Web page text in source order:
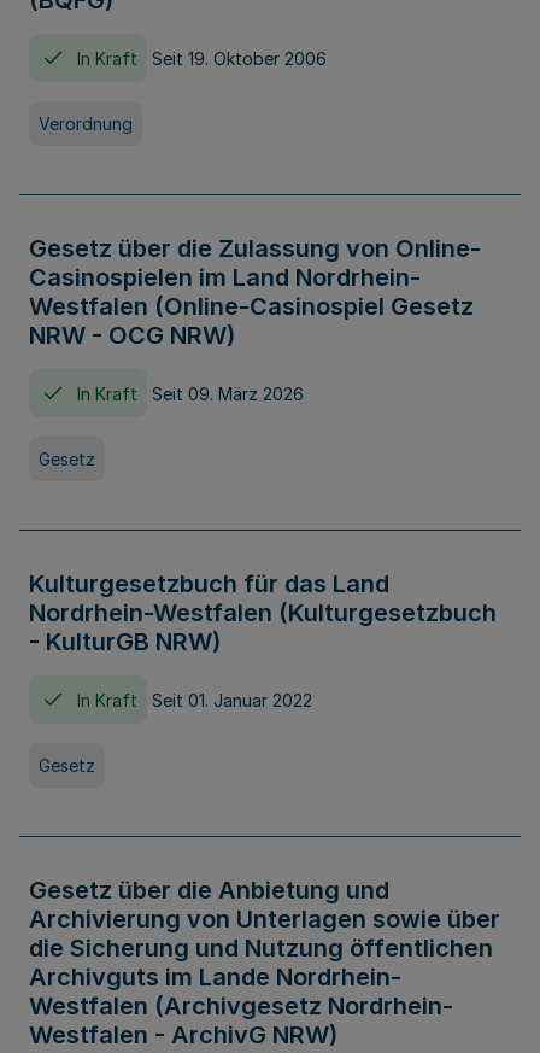
In Kraft Seit 19. Oktober 2006
Verordnung
Gesetz über die Zulassung von Online-
Casinospielen im Land Nordrhein-
Westfalen (Online-Casinospiel Gesetz
NRW - OCG NRW)
In Kraft Seit 09. März 2026
Gesetz
Kulturgesetzbuch für das Land
Nordrhein-Westfalen (Kulturgesetzbuch
- KulturGB NRW)
In Kraft Seit 01. Januar 2022
Gesetz
Gesetz über die Anbietung und
Archivierung von Unterlagen sowie über
die Sicherung und Nutzung öffentlichen
Archivguts im Lande Nordrhein-
Westfalen (Archivgesetz Nordrhein-
Westfalen - ArchivG NRW)